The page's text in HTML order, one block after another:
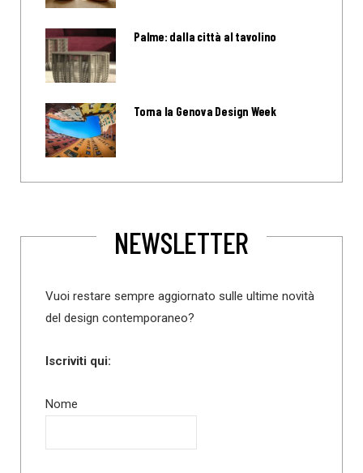
Palme: dalla città al tavolino
Torna la Genova Design Week
NEWSLETTER
Vuoi restare sempre aggiornato sulle ultime novità
del design contemporaneo?
Iscriviti qui:
Nome